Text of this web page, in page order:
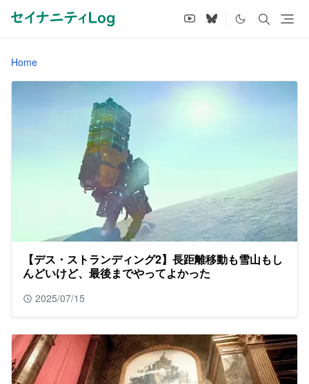
Home
【デス・ストランディング2】長距離移動も雪山もし
んどいけど、最後までやってよかった
2025/07/15